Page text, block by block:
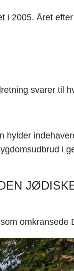
2005. Året
svarer til
i